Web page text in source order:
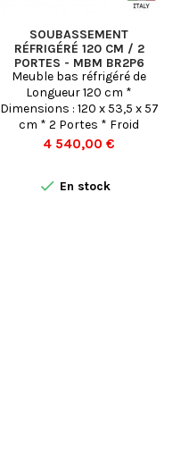
SOUBASSEMENT
RÉFRIGÉRÉ 120 CM / 2
PORTES - MBM BR2P6
Meuble bas réfrigéré de
Longueur 120 cm *
Dimensions : 120 x 53,5 x 57
cm * 2 Portes * Froid
POSITIF Ventilé (-2 ° +10° C) -
Prix
4 540,00 €
 En stock